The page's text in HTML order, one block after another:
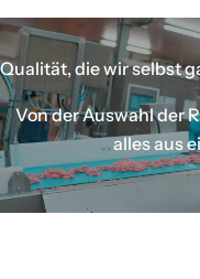
Qualität, die wir selbst
Von der Auswahl der
alles aus